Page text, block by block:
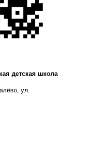
детская школа
ул.